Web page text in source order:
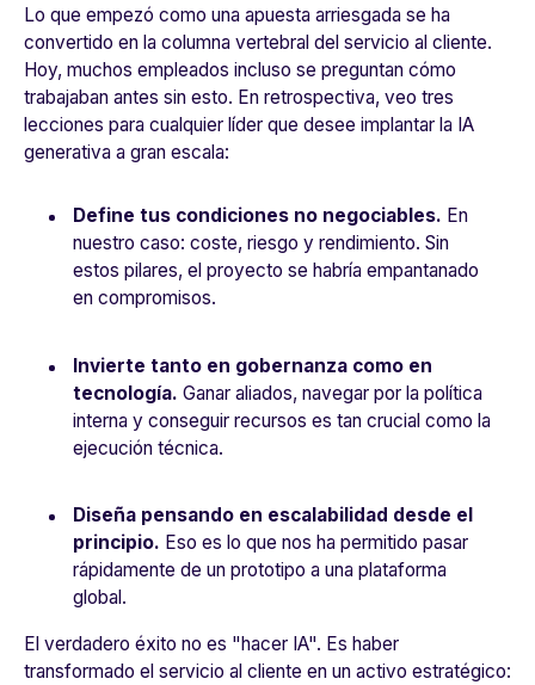
Lo que empezó como una apuesta arriesgada se ha
convertido en la columna vertebral del servicio al cliente.
Hoy, muchos empleados incluso se preguntan cómo
trabajaban antes sin esto. En retrospectiva, veo tres
lecciones para cualquier líder que desee implantar la IA
generativa a gran escala:
Define tus condiciones no negociables. En
nuestro caso: coste, riesgo y rendimiento. Sin
estos pilares, el proyecto se habría empantanado
en compromisos.
Invierte tanto en gobernanza como en
tecnología. Ganar aliados, navegar por la política
interna y conseguir recursos es tan crucial como la
ejecución técnica.
Diseña pensando en escalabilidad desde el
principio. Eso es lo que nos ha permitido pasar
rápidamente de un prototipo a una plataforma
global.
El verdadero éxito no es "hacer IA". Es haber
transformado el servicio al cliente en un activo estratégico: